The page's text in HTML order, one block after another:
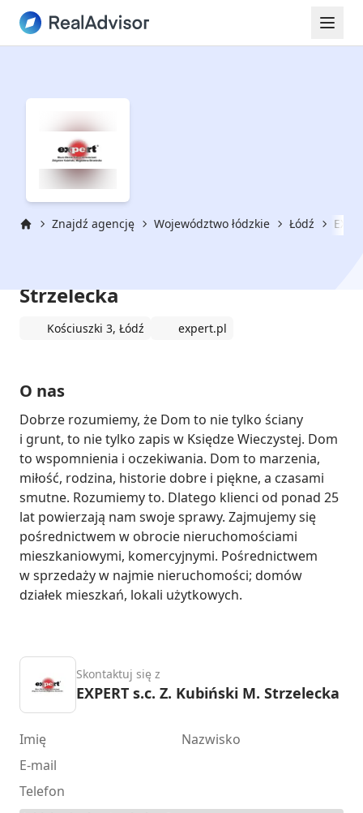
Znajdź agencję Województwo łódzkie Łódź
Strzelecka
Kościuszki 3, Łódź expert.pl
O nas
Dobrze rozumiemy, że Dom to nie tylko ściany
i grunt, to nie tylko zapis w Księdze Wieczystej. Dom
to wspomnienia i oczekiwania. Dom to marzenia,
miłość, rodzina, historie dobre i piękne, a czasami
smutne. Rozumiemy to. Dlatego klienci od ponad 25
lat powierzają nam swoje sprawy. Zajmujemy się
pośrednictwem w obrocie nieruchomościami
mieszkaniowymi, komercyjnymi. Pośrednictwem
w sprzedaży w najmie nieruchomości; domów
działek mieszkań, lokali użytkowych.
Skontaktuj się z
EXPERT s.c. Z. Kubiński M. Strzelecka